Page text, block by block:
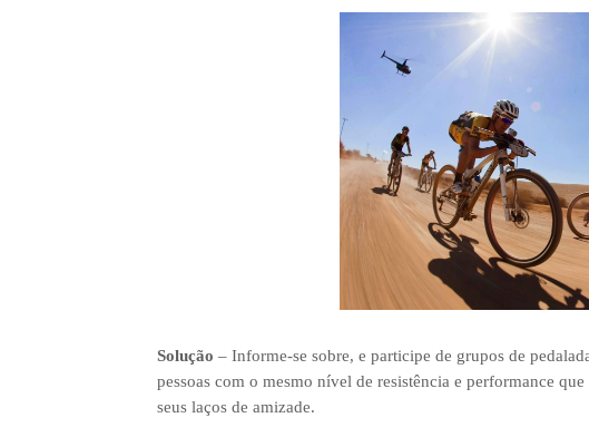
Solução – Informe-se sobre, e participe de grupos de
pessoas com o mesmo nível de resistência e performance
seus laços de amizade.